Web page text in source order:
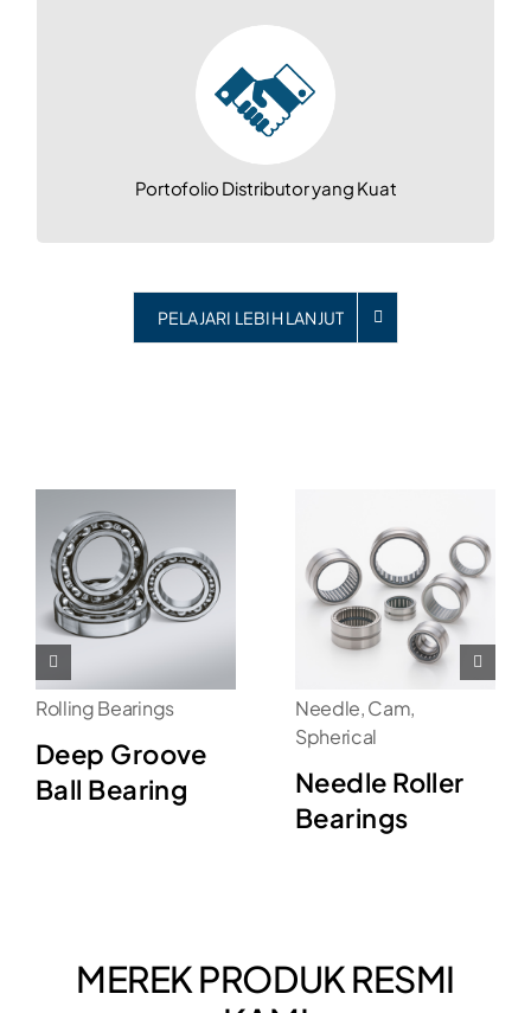
Portofolio Distributor yang Kuat
Portofolio Distributor yang Kuat
IKO, EZO , NSK , KURODA , NOK,
Hallite, Sakagami, KHS, Sakaguchi,
AirTAC, WONST, HZF, Daido, GP, NTN
PELAJARI LEBIH LANJUT
Rolling Bearings
Deep Groove
Ball Bearing
Needle, Cam,
Spherical
Needle Roller
Bearings
MEREK PRODUK RESMI